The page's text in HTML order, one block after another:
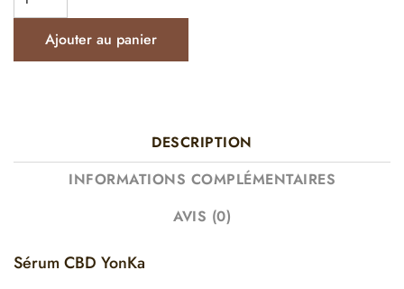
Ajouter au panier
DESCRIPTION
INFORMATIONS COMPLÉMENTAIRES
AVIS (0)
Sérum CBD YonKa